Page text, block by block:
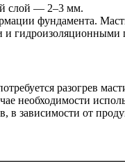
слой — 2–3 мм.
фундамента.
разогрев
необходимости
в зависимости от